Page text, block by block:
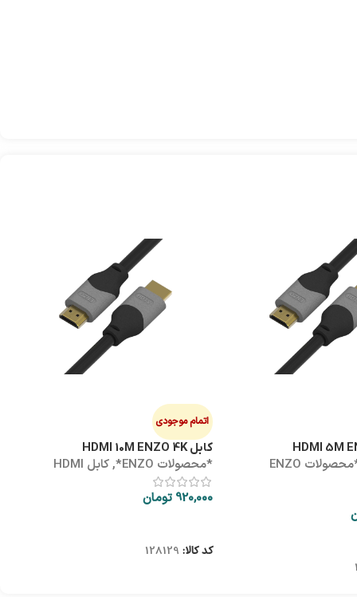
*محصولات ENZO
اتمام موجودی
کابل HDMI 10M ENZO 4K
*محصولات ENZO* ,کابل HDMI
920,000 تومان
کد کالا: 128129